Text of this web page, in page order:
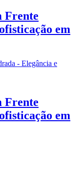
Frente
em
Frente
em